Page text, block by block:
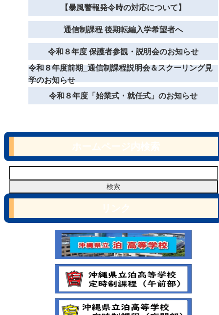
【暴風警報発令時の対応について】
通信制課程 後期転編入学希望者へ
令和８年度 保護者参観・説明会のお知らせ
令和８年度前期_通信制課程説明会＆スクーリング見
学のお知らせ
令和８年度「始業式・就任式」のお知らせ